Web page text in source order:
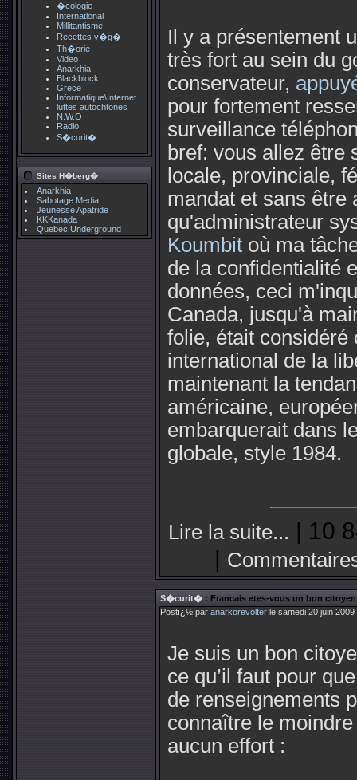
�cologie
International
Millitantisme
Recettes v�g�
Th�orie
Video
Anarkhia
Blackblock
Grece
Informatique\Internet
luttes autochtones
N.W.O
Radio
S�curit�
Sites H�berg�
Anarkhia
Sabotage Media
Jeunesse Apatride
KKKanada
Quebec Underground
Il y a présentement
très fort au sein du
conservateur,
pour fortement
surveillance
bref: vous allez être
locale, provinciale,
mandat et sans être
qu'administrateur
Koumbit où ma
de la confidentialité
données, ceci
Canada, jusqu'à
folie, était
international de la
maintenant la
américaine,
embarquerait dans
globale, style 1984.
Lire la suite... | 10
|
S�curit� : Francais etes-vous un bon
Postï¿½ par anarkorevolter le samedi 20 juin
Je suis un bon
ce qu’il faut pour
de renseignements
connaître le
aucun effort :